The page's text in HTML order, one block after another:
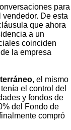
para
De esta
que ahora
a un
coinciden
la empresa
, el mismo
el control del
y fondos de
del Fondo de
compró